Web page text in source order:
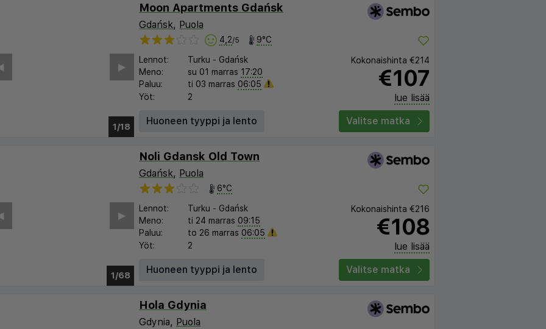
1/12
▶︎
Moon Apartments Gdańsk
Gdańsk, Puola
4,2/5 9°C
Lennot: Turku - Gdańsk
Meno:
su 01 marras 17:20
Paluu:
ti 03 marras 06:05
Yöt:
2
Kokonaishinta €214
€107
lue lisää
Huoneen tyyppi ja lento
Valitse matka
1/61
▶︎
Noli Gdansk Old Town
Gdańsk, Puola
6°C
Lennot: Turku - Gdańsk
Meno:
ti 24 marras 09:15
Paluu:
to 26 marras 06:05
Yöt:
2
Kokonaishinta €216
€108
lue lisää
Huoneen tyyppi ja lento
Valitse matka
Hola Gdynia
Gdynia, Puola